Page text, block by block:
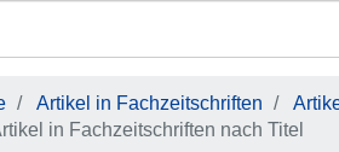
Artikel in Fachzeitschriften
in Fachzeitschriften nach Titel